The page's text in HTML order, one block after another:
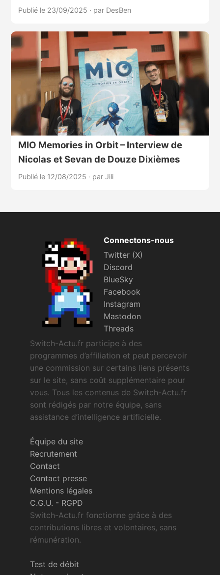
Publié le 23/09/2025 · par DesBen
MIO Memories in Orbit – Interview de
Nicolas et Sevan de Douze Dixièmes
Publié le 12/08/2025 · par Jili
Connectons-nous
Twitter (X)
Discord
BlueSky
Facebook
Instagram
Mastodon
Threads
Switch-Actu.fr participe à des
programmes d’affiliation et peut percevoir
une commission sur certains liens présents
sur le site, sans coût supplémentaire pour
vous. Tous les contenus de Switch-Actu.fr
sont rédigés par notre équipe, sans
assistance d’intelligence artificielle.
Équipe du site
Recrutement
Contact
Contact presse
Mentions légales
C.G.U. - RGPD
Switch-Actu.fr fonctionne grâce à des
contributions libres et volontaires, sans
rémunération.
Test de débit